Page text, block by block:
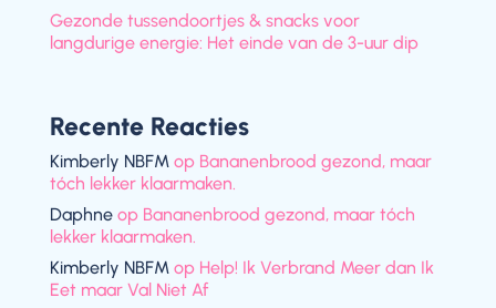
Gezonde tussendoortjes & snacks voor
langdurige energie: Het einde van de 3-uur dip
Recente Reacties
Kimberly NBFMop Bananenbrood gezond, maar
tóch lekker klaarmaken.
Daphneop Bananenbrood gezond, maar tóch
lekker klaarmaken.
Kimberly NBFMop Help! Ik Verbrand Meer dan Ik
Eet maar Val Niet Af